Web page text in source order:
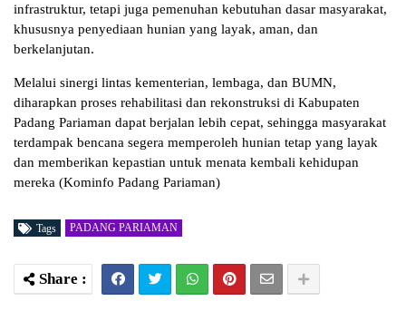
infrastruktur, tetapi juga pemenuhan kebutuhan dasar masyarakat,
khususnya penyediaan hunian yang layak, aman, dan
berkelanjutan.
Melalui sinergi lintas kementerian, lembaga, dan BUMN,
diharapkan proses rehabilitasi dan rekonstruksi di Kabupaten
Padang Pariaman dapat berjalan lebih cepat, sehingga masyarakat
terdampak bencana segera memperoleh hunian tetap yang layak
dan memberikan kepastian untuk menata kembali kehidupan
mereka (Kominfo Padang Pariaman)
Tags PADANG PARIAMAN